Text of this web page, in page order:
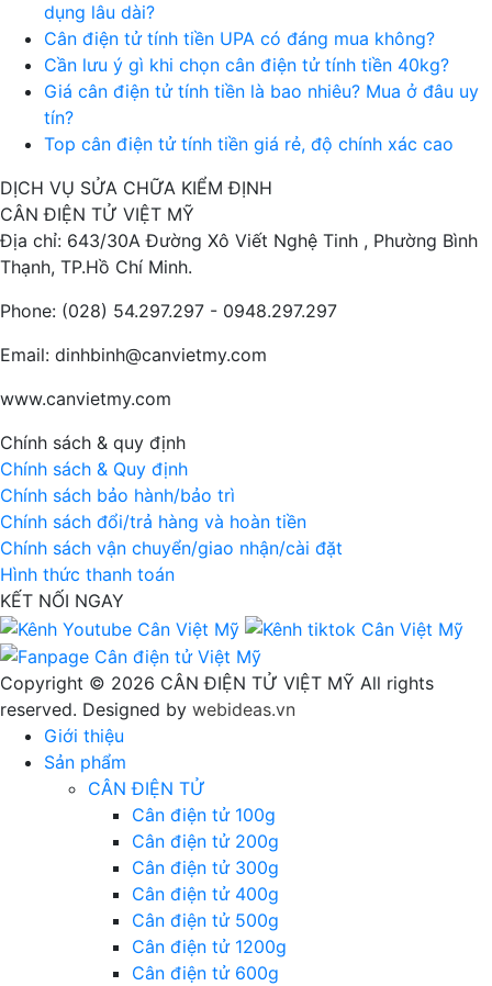
dụng lâu dài?
Cân điện tử tính tiền UPA có đáng mua không?
Cần lưu ý gì khi chọn cân điện tử tính tiền 40kg?
Giá cân điện tử tính tiền là bao nhiêu? Mua ở đâu uy
tín?
Top cân điện tử tính tiền giá rẻ, độ chính xác cao
DỊCH VỤ SỬA CHỮA KIỂM ĐỊNH
CÂN ĐIỆN TỬ VIỆT MỸ
Địa chỉ: 643/30A Đường Xô Viết Nghệ Tinh , Phường Bình
Thạnh, TP.Hồ Chí Minh.
Phone: (028) 54.297.297 - 0948.297.297
Email: dinhbinh@canvietmy.com
www.canvietmy.com
Chính sách & quy định
Chính sách & Quy định
Chính sách bảo hành/bảo trì
Chính sách đổi/trả hàng và hoàn tiền
Chính sách vận chuyển/giao nhận/cài đặt
Hình thức thanh toán
KẾT NỐI NGAY
Copyright © 2026 CÂN ĐIỆN TỬ VIỆT MỸ All rights
reserved. Designed by webideas.vn
Giới thiệu
Sản phẩm
CÂN ĐIỆN TỬ
Cân điện tử 100g
Cân điện tử 200g
Cân điện tử 300g
Cân điện tử 400g
Cân điện tử 500g
Cân điện tử 1200g
Cân điện tử 600g